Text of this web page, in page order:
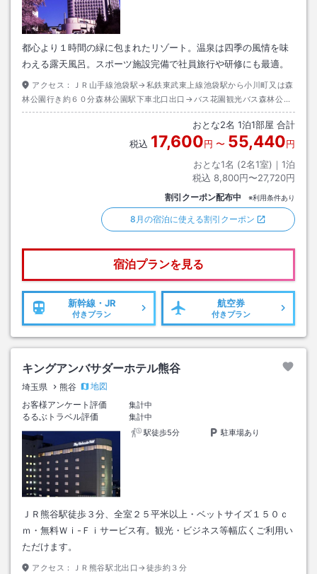
都心より１時間の緑に包まれたリゾート。温泉は四季の風情を味
わえる露天風呂。スポーツ施設完備で社員旅行や研修にも最適。
アクセス：
ＪＲ山手線池袋駅→私鉄東武東上線池袋駅から小川町又は森
林公園行き約６０分森林公園駅下車北口出口→バス花園観光バス森林公園
駅からふかや花園プレミアム・アウトレット行き約１６分四季の湯温泉ホ
おとな2名 1泊1部屋 合計
税込 17,600円 〜 55,440円
おとな1名 (2名1室)｜ 1泊
税込 8,800円〜27,720円
割引クーポン配布中 ※利用条件あり
8月の宿泊に使える割引クーポン
宿泊プランを見る
新幹線・JR
付きプラン
航空券
付きプラン
キングアンバサダーホテル熊谷
埼玉県 熊谷
地図
お客様アンケート評価
集計中
るるぶトラベル評価
集計中
駅徒歩5分
駐車場あり
ＪＲ熊谷駅徒歩３分、全室２５平米以上・ベットサイズ１５０ｃ
ｍ・無料Ｗｉ-Ｆｉサービス有。観光・ビジネス等幅広くご利用い
ただけます。
アクセス： ＪＲ熊谷駅北出口→徒歩約３分